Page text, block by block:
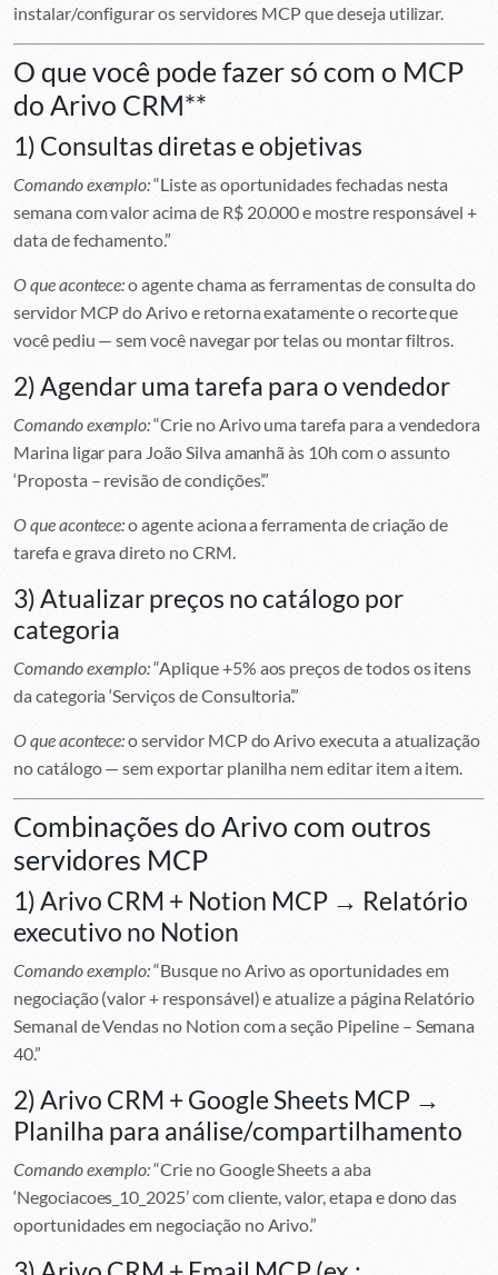
instalar/configurar os servidores MCP que deseja utilizar.
O que você pode fazer só com o MCP
do Arivo CRM**
1) Consultas diretas e objetivas
Comando exemplo:“Liste as oportunidades fechadas nesta
semana com valor acima de R$ 20.000 e mostre responsável +
data de fechamento.”
O que acontece:o agente chama as ferramentas de consulta do
servidor MCP do Arivo e retorna exatamente o recorte que
você pediu — sem você navegar por telas ou montar filtros.
2) Agendar uma tarefa para o vendedor
Comando exemplo:“Crie no Arivo uma tarefa para a vendedora
Marina ligar para João Silva amanhã às 10h com o assunto
‘Proposta – revisão de condições’.”
O que acontece:o agente aciona a ferramenta de criação de
tarefa e grava direto no CRM.
3) Atualizar preços no catálogo por
categoria
Comando exemplo:“Aplique +5% aos preços de todos os itens
da categoria ‘Serviços de Consultoria’.”
O que acontece:o servidor MCP do Arivo executa a atualização
no catálogo — sem exportar planilha nem editar item a item.
Combinações do Arivo com outros
servidores MCP
1) Arivo CRM + Notion MCP → Relatório
executivo no Notion
Comando exemplo:“Busque no Arivo as oportunidades em
negociação (valor + responsável) e atualize a página Relatório
Semanal de Vendas no Notion com a seção Pipeline – Semana
40.”
2) Arivo CRM + Google Sheets MCP →
Planilha para análise/compartilhamento
Comando exemplo:“Crie no Google Sheets a aba
‘Negociacoes_10_2025’ com cliente, valor, etapa e dono das
oportunidades em negociação no Arivo.”